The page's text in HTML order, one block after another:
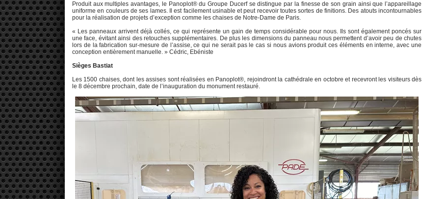
Produit aux multiples avantages, le Panoplot® du Groupe Ducerf se distingue par la finesse de son grain ainsi que l’appareillage
uniforme en couleurs de ses lames. Il est facilement usinable et peut recevoir toutes sortes de finitions. Des atouts incontournables
pour la réalisation de projets d’exception comme les chaises de Notre-Dame de Paris.
« Les panneaux arrivent déjà collés, ce qui représente un gain de temps considérable pour nous. Ils sont également poncés sur
une face, évitant ainsi des retouches supplémentaires. De plus les dimensions du panneau nous permettent d’avoir peu de chutes
lors de la fabrication sur-mesure de l’assise, ce qui ne serait pas le cas si nous avions produit ces éléments en interne, avec une
conception entièrement manuelle. » Cédric, Ebéniste
Sièges Bastiat
Les 1500 chaises, dont les assises sont réalisées en Panoplot®, rejoindront la cathédrale en octobre et recevront les visiteurs dès
le 8 décembre prochain, date de l’inauguration du monument restauré.